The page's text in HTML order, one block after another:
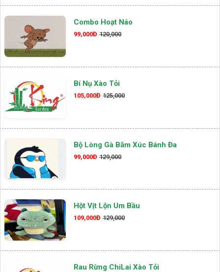
Combo Hoạt Náo
99,000Đ 120,000
Bí Nụ Xào Tỏi
105,000Đ 125,000
Bộ Lòng Gà Bằm Xúc Bánh Đa
99,000Đ 129,000
Hột Vịt Lộn Um Bầu
109,000Đ 129,000
Rau Rừng ChiLai Xào Tỏi